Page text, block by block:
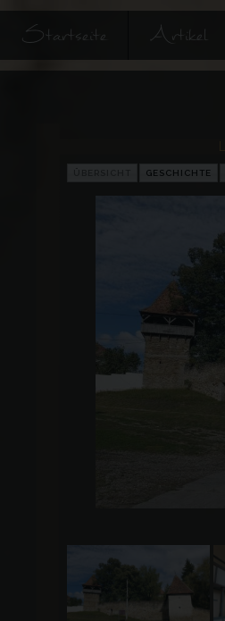
Startseite Artikel
GESCHICHTE